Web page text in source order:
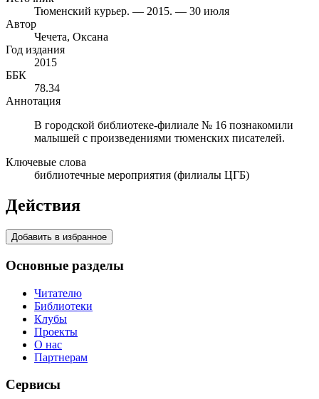
Тюменский курьер. — 2015. — 30 июля
Автор
Чечета, Оксана
Год издания
2015
ББК
78.34
Аннотация
В городской библиотеке-филиале № 16 познакомили
малышей с произведениями тюменских писателей.
Ключевые слова
библиотечные мероприятия (филиалы ЦГБ)
Действия
Добавить в избранное
Основные разделы
Читателю
Библиотеки
Клубы
Проекты
О нас
Партнерам
Сервисы